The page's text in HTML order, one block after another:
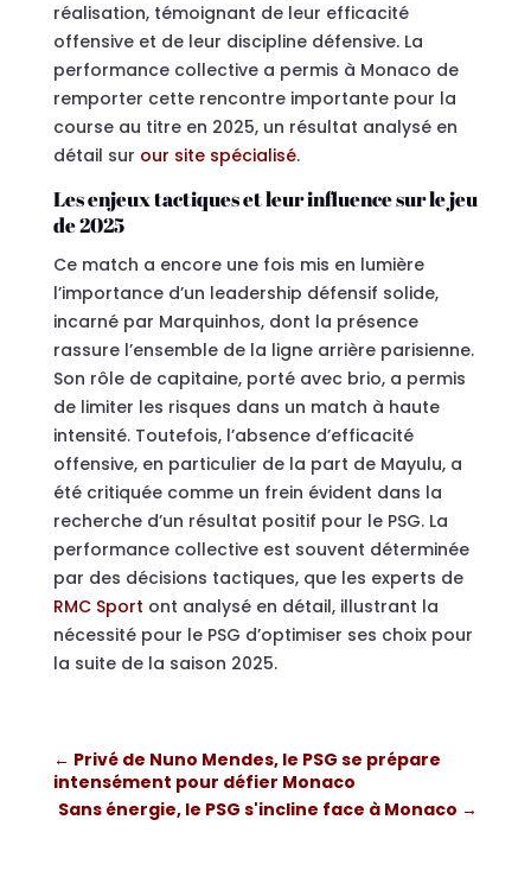
réalisation, témoignant de leur efficacité
offensive et de leur discipline défensive. La
performance collective a permis à Monaco de
remporter cette rencontre importante pour la
course au titre en 2025, un résultat analysé en
détail sur our site spécialisé.
Les enjeux tactiques et leur influence sur le jeu
de 2025
Ce match a encore une fois mis en lumière
l’importance d’un leadership défensif solide,
incarné par Marquinhos, dont la présence
rassure l’ensemble de la ligne arrière parisienne.
Son rôle de capitaine, porté avec brio, a permis
de limiter les risques dans un match à haute
intensité. Toutefois, l’absence d’efficacité
offensive, en particulier de la part de Mayulu, a
été critiquée comme un frein évident dans la
recherche d’un résultat positif pour le PSG. La
performance collective est souvent déterminée
par des décisions tactiques, que les experts de
RMC Sport ont analysé en détail, illustrant la
nécessité pour le PSG d’optimiser ses choix pour
la suite de la saison 2025.
← Privé de Nuno Mendes, le PSG se prépare
intensément pour défier Monaco
Sans énergie, le PSG s'incline face à Monaco →